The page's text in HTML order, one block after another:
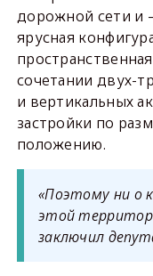
дорожной сети и
ярусная
сочетании двух-
и вертикальных
застройки по
положению.
«Поэтому ни о
этой
заключил